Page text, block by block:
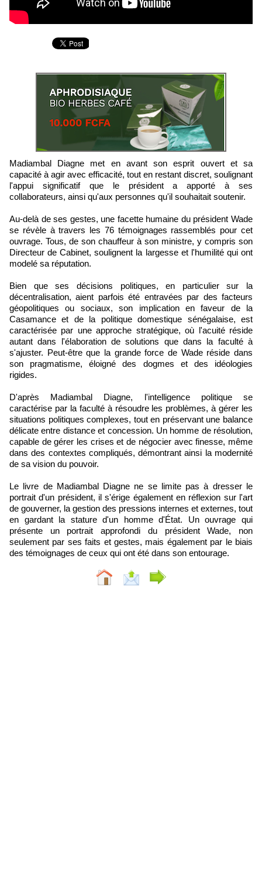
Madiambal Diagne met en avant son esprit ouvert et sa
capacité à agir avec efficacité, tout en restant discret, soulignant
l'appui significatif que le président a apporté à ses
collaborateurs, ainsi qu'aux personnes qu'il souhaitait soutenir.
Au-delà de ses gestes, une facette humaine du président Wade
se révèle à travers les 76 témoignages rassemblés pour cet
ouvrage. Tous, de son chauffeur à son ministre, y compris son
Directeur de Cabinet, soulignent la largesse et l'humilité qui ont
modelé sa réputation.
Bien que ses décisions politiques, en particulier sur la
décentralisation, aient parfois été entravées par des facteurs
géopolitiques ou sociaux, son implication en faveur de la
Casamance et de la politique domestique sénégalaise, est
caractérisée par une approche stratégique, où l'acuité réside
autant dans l'élaboration de solutions que dans la faculté à
s'ajuster. Peut-être que la grande force de Wade réside dans
son pragmatisme, éloigné des dogmes et des idéologies
rigides.
D'après Madiambal Diagne, l'intelligence politique se
caractérise par la faculté à résoudre les problèmes, à gérer les
situations politiques complexes, tout en préservant une balance
délicate entre distance et concession. Un homme de résolution,
capable de gérer les crises et de négocier avec finesse, même
dans des contextes compliqués, démontrant ainsi la modernité
de sa vision du pouvoir.
Le livre de Madiambal Diagne ne se limite pas à dresser le
portrait d'un président, il s'érige également en réflexion sur l'art
de gouverner, la gestion des pressions internes et externes, tout
en gardant la stature d'un homme d'État. Un ouvrage qui
présente un portrait approfondi du président Wade, non
seulement par ses faits et gestes, mais également par le biais
des témoignages de ceux qui ont été dans son entourage.